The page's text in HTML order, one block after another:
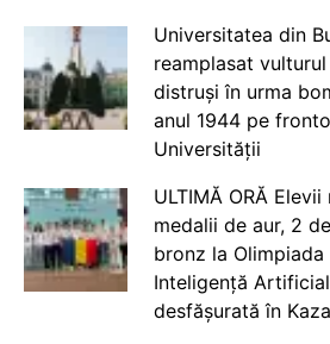
Universitatea din
reamplasat
distruși în urma
anul 1944 pe
Universității
ULTIMĂ ORĂ
medalii de aur, 2
bronz la
Inteligență
desfășurată în